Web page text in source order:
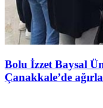
Bolu İzzet Baysal
Çanakkale’de